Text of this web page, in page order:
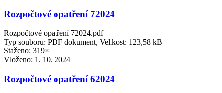
Rozpočtové opatření 72024
Rozpočtové opatření 72024.pdf
Typ souboru: PDF dokument, Velikost: 123,58 kB
Staženo: 319×
Vloženo: 1. 10. 2024
Rozpočtové opatření 62024